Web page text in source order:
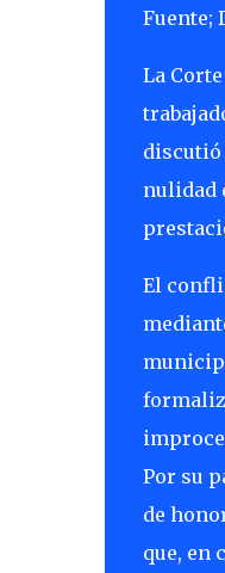
Fuente;
La
discutió
nulidad
El
Por su
de
que, en